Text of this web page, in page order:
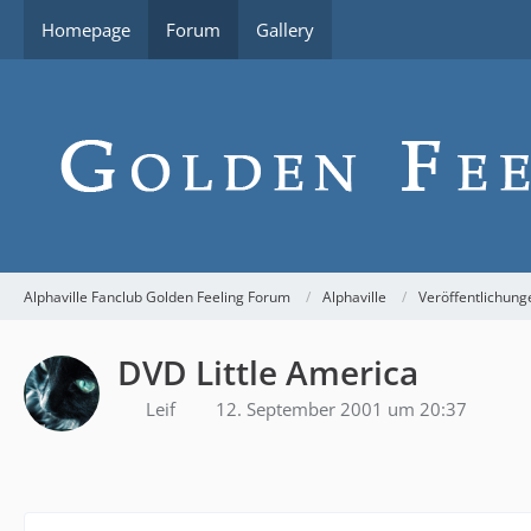
Homepage Forum Gallery
Alphaville Fanclub Golden Feeling Forum Alphaville
DVD Little America
Leif 12. September 2001 um 20:37